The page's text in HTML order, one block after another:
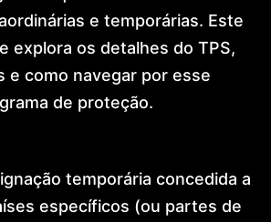
European
Citizenship
&
Ancestry
Mobility
Golden
e temporárias. Este
explora os detalhes do TPS,
e como navegar por esse
de proteção.
temporária concedida a
específicos (ou partes de